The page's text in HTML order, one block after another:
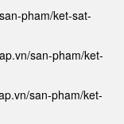
pham/ket-sat-
san-pham/ket-
san-pham/ket-